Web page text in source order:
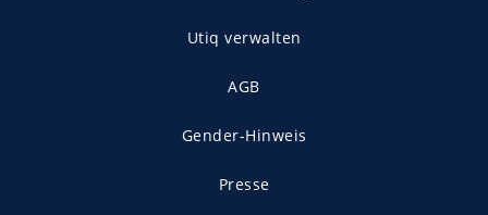
Utiq verwalten
AGB
Gender-Hinweis
Presse